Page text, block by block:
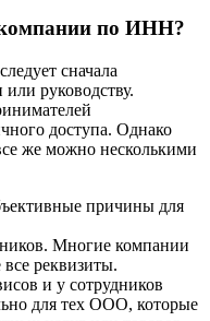
Последняя может быть
компании по ИНН?
сначала
или руководству.
доступа. Однако
же можно несколькими